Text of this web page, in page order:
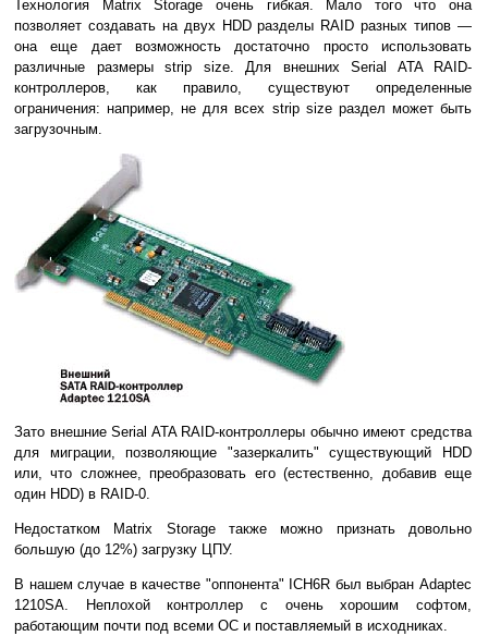
Технология Matrix Storage очень гибкая. Мало того что она
позволяет создавать на двух HDD разделы RAID разных типов —
она еще дает возможность достаточно просто использовать
различные размеры strip size. Для внешних Serial ATA RAID-
контроллеров, как правило, существуют определенные
ограничения: например, не для всех strip size раздел может быть
загрузочным.
Зато внешние Serial ATA RAID-контроллеры обычно имеют средства
для миграции, позволяющие "зазеркалить" существующий HDD
или, что сложнее, преобразовать его (естественно, добавив еще
один HDD) в RAID-0.
Недостатком Matrix Storage также можно признать довольно
большую (до 12%) загрузку ЦПУ.
В нашем случае в качестве "оппонента" ICH6R был выбран Adaptec
1210SA. Неплохой контроллер с очень хорошим софтом,
работающим почти под всеми ОС и поставляемый в исходниках.